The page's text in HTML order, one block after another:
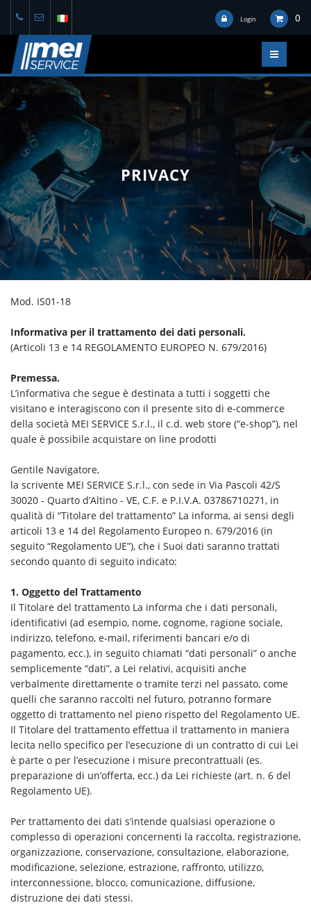
Login 0
PRIVACY
Mod. IS01-18
Informativa per il trattamento dei dati personali.
(Articoli 13 e 14 REGOLAMENTO EUROPEO N. 679/2016)
Premessa.
L’informativa che segue è destinata a tutti i soggetti che
visitano e interagiscono con il presente sito di e-commerce
della società MEI SERVICE S.r.l., il c.d. web store (“e-shop”), nel
quale è possibile acquistare on line prodotti
Gentile Navigatore,
la scrivente MEI SERVICE S.r.l., con sede in Via Pascoli 42/S
30020 - Quarto d’Altino - VE, C.F. e P.I.V.A. 03786710271, in
qualità di “Titolare del trattamento” La informa, ai sensi degli
articoli 13 e 14 del Regolamento Europeo n. 679/2016 (in
seguito “Regolamento UE”), che i Suoi dati saranno trattati
secondo quanto di seguito indicato:
1. Oggetto del Trattamento
Il Titolare del trattamento La informa che i dati personali,
identificativi (ad esempio, nome, cognome, ragione sociale,
indirizzo, telefono, e-mail, riferimenti bancari e/o di
pagamento, ecc.), in seguito chiamati “dati personali” o anche
semplicemente “dati”, a Lei relativi, acquisiti anche
verbalmente direttamente o tramite terzi nel passato, come
quelli che saranno raccolti nel futuro, potranno formare
oggetto di trattamento nel pieno rispetto del Regolamento UE.
Il Titolare del trattamento effettua il trattamento in maniera
lecita nello specifico per l’esecuzione di un contratto di cui Lei
è parte o per l’esecuzione i misure precontrattuali (es.
preparazione di un’offerta, ecc.) da Lei richieste (art. n. 6 del
Regolamento UE).
Per trattamento dei dati s’intende qualsiasi operazione o
complesso di operazioni concernenti la raccolta, registrazione,
organizzazione, conservazione, consultazione, elaborazione,
modificazione, selezione, estrazione, raffronto, utilizzo,
interconnessione, blocco, comunicazione, diffusione,
distruzione dei dati stessi.